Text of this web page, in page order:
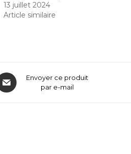
13 juillet 2024
Article similaire
Envoyer ce produit
par e-mail